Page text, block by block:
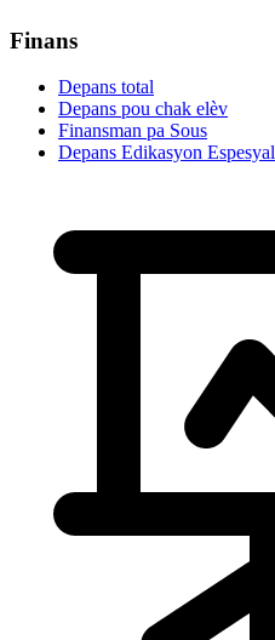
Finans
Depans total
Depans pou chak elèv
Finansman pa Sous
Depans Edikasyon Espesyal